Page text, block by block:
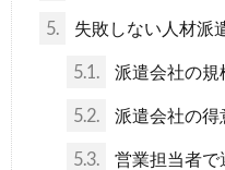
5. 失敗しない人材派
5.1. 派遣会社の規
5.2. 派遣会社の得
5.3. 営業担当者で